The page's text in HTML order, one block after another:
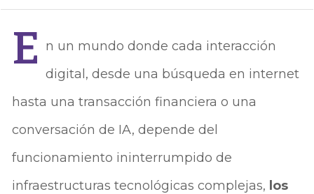
E n un mundo donde cada interacción
digital, desde una búsqueda en internet
hasta una transacción financiera o una
conversación de IA, depende del
funcionamiento ininterrumpido de
infraestructuras tecnológicas complejas, los